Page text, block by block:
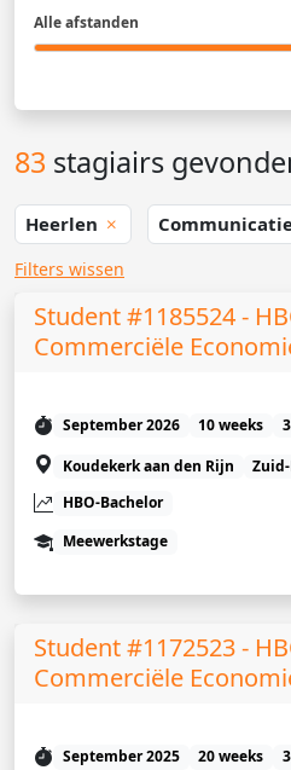
Alle afstanden
83 stagiairs
Heerlen
Filters wissen
Student #1185524 -
Commerciële
September 2026 10 weeks
Koudekerk aan den Rijn
HBO-Bachelor
Meewerkstage
Student #1172523 -
Commerciële
September 2025 20 weeks